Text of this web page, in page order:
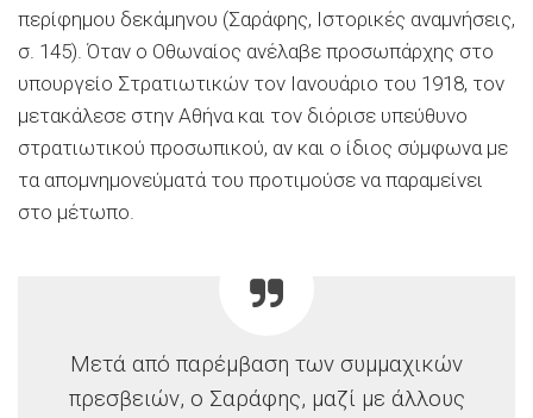
περίφημου δεκάμηνου (Σαράφης, Ιστορικές αναμνήσεις,
σ. 145). Όταν ο Οθωναίος ανέλαβε προσωπάρχης στο
υπουργείο Στρατιωτικών τον Ιανουάριο του 1918, τον
μετακάλεσε στην Αθήνα και τον διόρισε υπεύθυνο
στρατιωτικού προσωπικού, αν και ο ίδιος σύμφωνα με
τα απομνημονεύματά του προτιμούσε να παραμείνει
στο μέτωπο.
Μετά από παρέμβαση των συμμαχικών
πρεσβειών, ο Σαράφης, μαζί με άλλους